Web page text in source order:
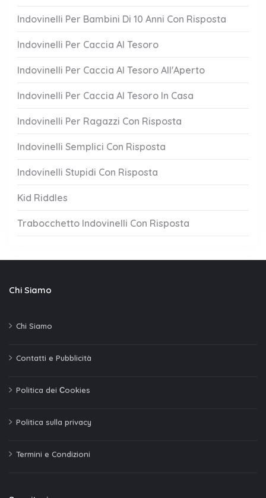
Indovinelli Per Bambini Di 10 Anni Con Risposta
Indovinelli Per Caccia Al Tesoro
Indovinelli Per Caccia Al Tesoro All'Aperto
Indovinelli Per Caccia Al Tesoro In Casa
Indovinelli Per Ragazzi Con Risposta
Indovinelli Semplici Con Risposta
Indovinelli Stupidi Con Risposta
Kid Riddles
Trabocchetto Indovinelli Con Risposta
Chi Siamo
Chi Siamo
Contatti e Pubblicità
Politica dei Сookies
Politica sulla privacy
Termini e Condizioni